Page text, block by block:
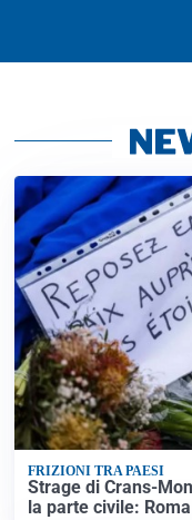
FRIZIONI TRA PAESI
Strage di Crans-
la parte civile: